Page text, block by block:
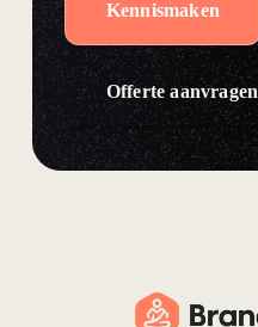
Kennismaken
Offerte aanvragen